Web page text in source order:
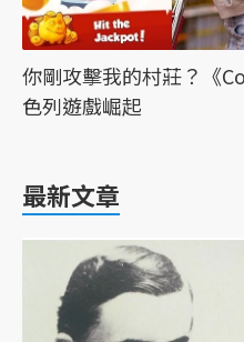
你剛攻擊我的村莊？《
色列遊戲崛起
最新文章